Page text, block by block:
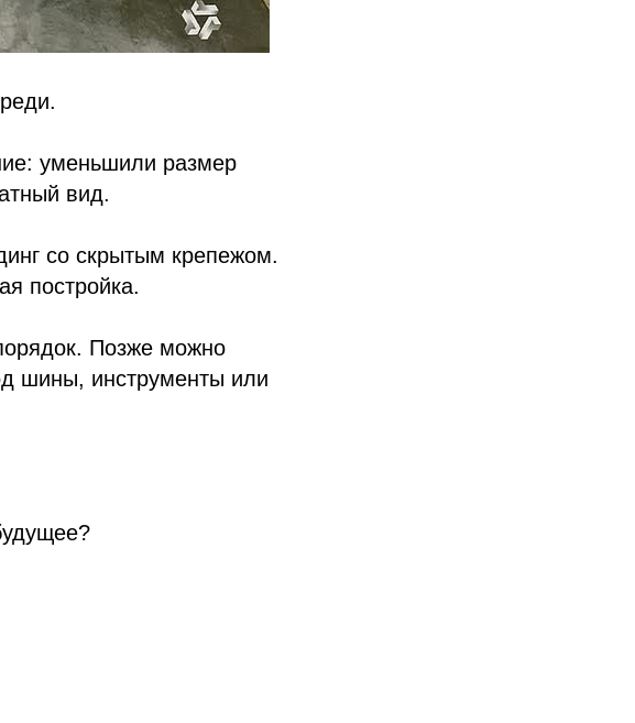
уменьшили размер
вид.
со скрытым крепежом.
постройка.
Позже можно
шины, инструменты или